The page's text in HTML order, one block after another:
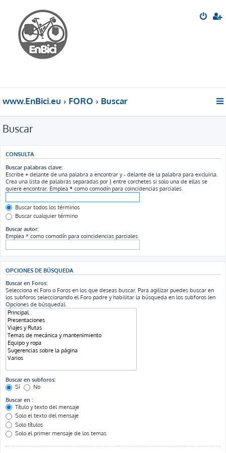
www.EnBici.eu FORO Buscar
Buscar
CONSULTA
Buscar palabras clave:
Escribe + delante de una palabra a encontrar y- delante de la palabra para excluirla.
Crea una lista de palabras separadas por | entre corchetes si solo una de ellas se
quiere encontrar. Emplea * como comodín para coincidencias parciales.
Buscar todos los términos
Buscar cualquier término
Buscar autor:
Emplea * como comodín para coincidencias parciales.
OPCIONES DE BÚSQUEDA
Buscar en Foros:
Selecciona el Foro o Foros en los que deseas buscar. Para agilizar puedes buscar en
los subforos seleccionando el Foro padre y habilitar la búsqueda en los subforos (en
Opciones de búsqueda).
Buscar en subforos:
Sí
No
Buscar en :
Título y texto del mensaje
Solo el texto del mensaje
Solo títulos
Solo el primer mensaje de los temas